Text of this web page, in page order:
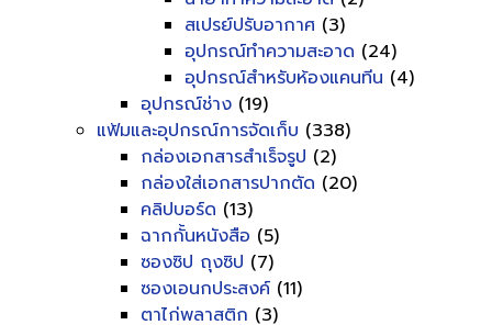
สเปรย์ปรับอากาศ (3)
อุปกรณ์ทำความสะอาด (24)
อุปกรณ์สำหรับห้องแคนทีน (4)
อุปกรณ์ช่าง (19)
แฟ้มและอุปกรณ์การจัดเก็บ (338)
กล่องเอกสารสำเร็จรูป (2)
กล่องใส่เอกสารปากตัด (20)
คลิปบอร์ด (13)
ฉากกั้นหนังสือ (5)
ซองซิป ถุงซิป (7)
ซองเอนกประสงค์ (11)
ตาไก่พลาสติก (3)